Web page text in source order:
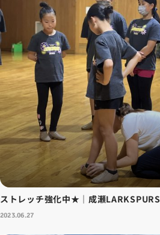
ストレッチ強化中★｜成瀬LARKSPURS
2023.06.27